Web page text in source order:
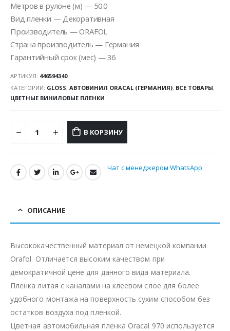
Метров в рулоне (м) — 50.0
Вид пленки — Декоративная
Производитель — ORAFOL
Страна производитель — Германия
Гарантийный срок (мес) — 36
АРТИКУЛ: 446594340
КАТЕГОРИИ: GLOSS, АВТОВИНИЛ ORACAL (ГЕРМАНИЯ), ВСЕ ТОВАРЫ,
ЦВЕТНЫЕ ВИНИЛОВЫЕ ПЛЕНКИ
В КОРЗИНУ
Чат с менеджером WhatsApp
ОПИСАНИЕ
Высококачественный материал от немецкой компании
Orafol. Отличается высоким качеством при
демократичной цене для данного вида материала.
Пленка литая с каналами на клеевом слое для более
удобного монтажа на поверхность сухим способом без
остатков воздуха под пленкой.
Цветная автомобильная пленка Oracal 970 используется